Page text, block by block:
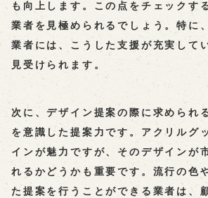
も向上します。この点をチェックす
業者を見極められるでしょう。特に、
業者には、こうした支援が充実して
見受けられます。
次に、デザイン提案の際に求められ
を意識した提案力です。アクリルグ
インが魅力ですが、そのデザインが
れるかどうかも重要です。流行の色
た提案を行うことができる業者は、